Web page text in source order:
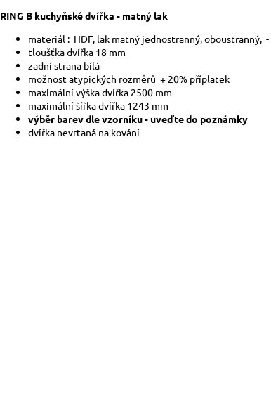
RING B kuchyňské dvířka - matný lak
materiál : HDF, lak matný
tloušťka dvířka 18 mm
zadní strana bílá
možnost atypických rozměrů + 20% příplatek
maximální výška dvířka 2500 mm
maximální šířka dvířka 1243 mm
výběr barev dle vzorníku - uveďte do poznámky
dvířka nevrtaná na kování